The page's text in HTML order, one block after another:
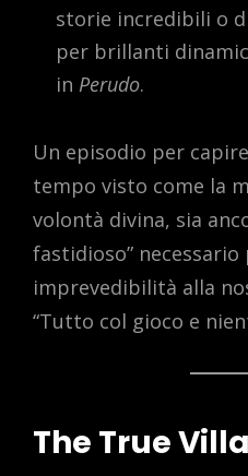
storie incredibili o
per brillanti
in Perudo.
Un episodio per
tempo visto come la
volontà divina, sia
fastidioso”
imprevedibilità alla
“Tutto col gioco e
The True